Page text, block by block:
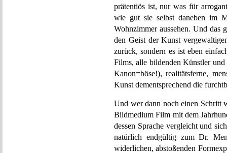
prätentiös ist, nur was für
wie gut sie selbst daneben im
Wohnzimmer aussehen. Und das
den Geist der Kunst
zurück, sondern es ist eben
Films, alle bildenden Künstler
Kanon=böse!), realitätsferne,
Kunst dementsprechend die
Und wer dann noch einen Schritt
Bildmedium Film mit dem
dessen Sprache vergleicht und
natürlich endgültig zum Dr.
widerlichen, abstoßenden